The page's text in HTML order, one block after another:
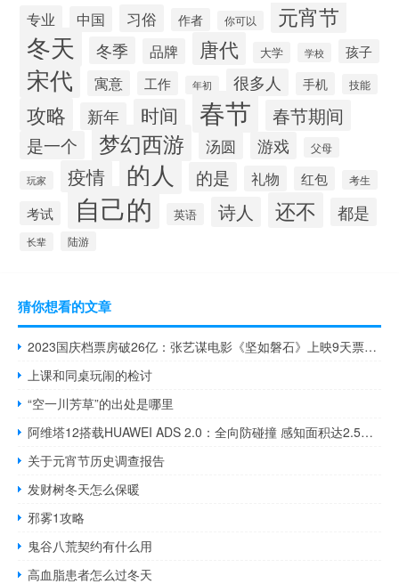
专业 中国 习俗 作者 你可以 元宵节
冬天 冬季 品牌 唐代 大学 学校 孩子
宋代 寓意 工作 年初 很多人 手机 技能
攻略 新年 时间 春节 春节期间
是一个 梦幻西游 汤圆 游戏 父母
玩家 疫情 的人 的是 礼物 红包 考生
考试 自己的 英语 诗人 还不 都是
长辈 陆游
猜你想看的文章
2023国庆档票房破26亿：张艺谋电影《坚如磐石》上映9天票房破9亿
上课和同桌玩闹的检讨
“空一川芳草”的出处是哪里
阿维塔12搭载HUAWEI ADS 2.0：全向防碰撞 感知面积达2.5个足球场
关于元宵节历史调查报告
发财树冬天怎么保暖
邪雾1攻略
鬼谷八荒契约有什么用
高血脂患者怎么过冬天